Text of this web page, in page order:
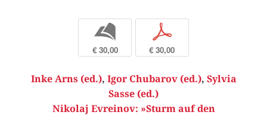
b
€ 30,00
p
€ 30,00
Inke Arns (ed.), Igor Chubarov (ed.), Sylvia
Sasse (ed.)
Nikolaj Evreinov: »Sturm auf den